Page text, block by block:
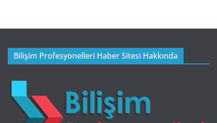
Bilişim Profesyonelleri Haber Sitesi Hakkında